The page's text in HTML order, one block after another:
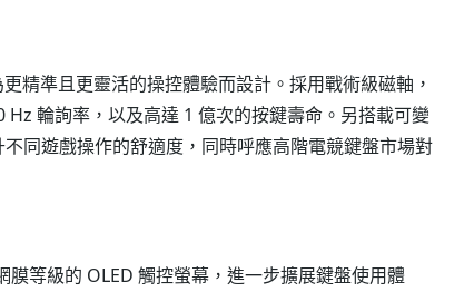
精準且更靈活的操控體驗而設計。採用戰術級磁軸，
輪詢率，以及高達 1 億次的按鍵壽命。另搭載可變
同遊戲操作的舒適度，同時呼應高階電競鍵盤市場對
膜等級的 OLED 觸控螢幕，進一步擴展鍵盤使用體